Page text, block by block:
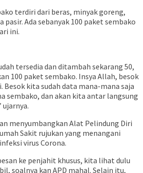
terdiri dari beras, minyak goreng,
pasir. Ada sebanyak 100 paket sembako
ini.
tersedia dan ditambah sekarang 50,
100 paket sembako. Insya Allah, besok
kita sudah data mana-mana saja
sembako, dan akan kita antar langsung
menyumbangkan Alat Pelindung Diri
Sakit rujukan yang menangani
virus Corona.
ke penjahit khusus, kita lihat dulu
soalnya kan APD mahal. Selain itu,